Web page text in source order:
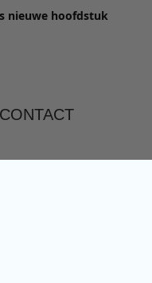
nieuwe hoofdstuk
CONTACT